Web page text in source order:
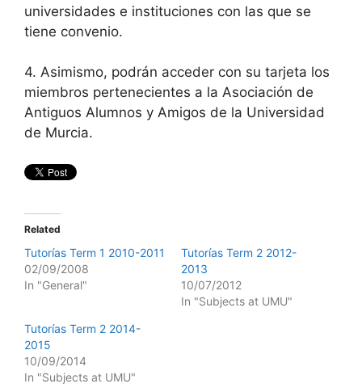
universidades e instituciones con las que se
tiene convenio.
4. Asimismo, podrán acceder con su tarjeta los
miembros pertenecientes a la Asociación de
Antiguos Alumnos y Amigos de la Universidad
de Murcia.
Related
Tutorías Term 1 2010-2011
02/09/2008
In "General"
Tutorías Term 2 2012-
2013
10/07/2012
In "Subjects at UMU"
Tutorías Term 2 2014-
2015
10/09/2014
In "Subjects at UMU"